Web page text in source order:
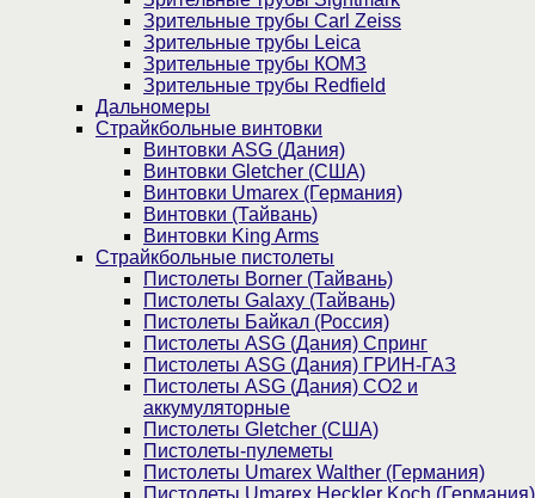
Зрительные трубы Carl Zeiss
Зрительные трубы Leica
Зрительные трубы КОМЗ
Зрительные трубы Redfield
Дальномеры
Страйкбольные винтовки
Винтовки ASG (Дания)
Винтовки Gletcher (США)
Винтовки Umarex (Германия)
Винтовки (Тайвань)
Винтовки King Arms
Страйкбольные пистолеты
Пистолеты Borner (Тайвань)
Пистолеты Galaxy (Тайвань)
Пистолеты Байкал (Россия)
Пистолеты ASG (Дания) Спринг
Пистолеты ASG (Дания) ГРИН-ГАЗ
Пистолеты ASG (Дания) CO2 и
аккумуляторные
Пистолеты Gletcher (США)
Пистолеты-пулеметы
Пистолеты Umarex Walther (Германия)